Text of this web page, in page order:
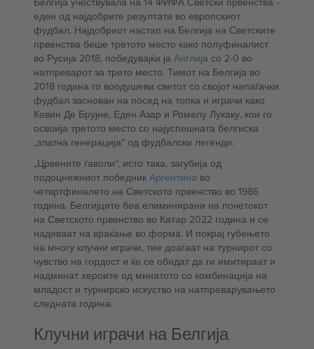
еден од најдобрите резултати во европскиот
фудбал. Најдобриот настап на Белгија на Светските
првенства беше третото место како полуфиналист
во Русија 2018, победувајќи ја Англија со 2-0 во
натпреварот за трето место. Тимот на Белгија во
2018 година го воодушеви светот со својот напаѓачки
фудбал заснован на посед на топка и играчи како
Кевин Де Брујне, Еден Азар и Ромелу Лукаку, кои го
освоија третото место со најуспешната белгиска
„златна генерација“ од фудбалски легенди.
„Црвените ѓаволи“, исто така, загубија од
подоцнежниот победник Аргентина во
четвртфиналето на Светското првенство во 1986
година. Белгијците беа елиминирани на почетокот
на Светското првенство во Катар 2022 година и се
надеваат на враќање во форма. И покрај губењето
на многу клучни играчи, тие доаѓаат на турнирот со
чувство на гордост и ќе се обидат да ги имитираат и
надминат хероите од минатото со комбинација на
младост и турнирско искуство на натпреварувањето
следната година.
Клучни играчи на Белгија